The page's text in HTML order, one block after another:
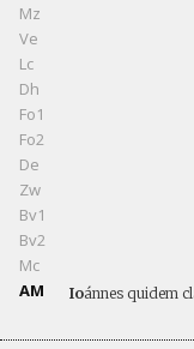
Mz
Ve
Lc
Dh
Fo1
Fo2
De
Zw
Bv1
Bv2
Mc
AM
Ioánnes quidem